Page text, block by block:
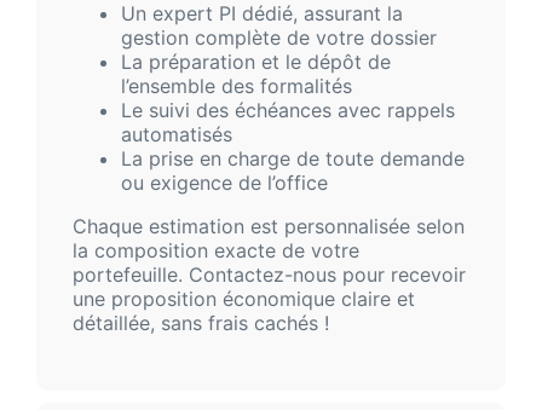
Un expert PI dédié, assurant la
gestion complète de votre dossier
La préparation et le dépôt de
l’ensemble des formalités
Le suivi des échéances avec rappels
automatisés
La prise en charge de toute demande
ou exigence de l’office
Chaque estimation est personnalisée selon
la composition exacte de votre
portefeuille. Contactez-nous pour recevoir
une proposition économique claire et
détaillée, sans frais cachés !